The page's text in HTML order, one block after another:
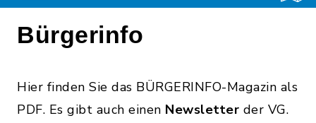
Bürgerinfo
Hier finden Sie das BÜRGERINFO-Magazin als
PDF. Es gibt auch einen Newsletter der VG.